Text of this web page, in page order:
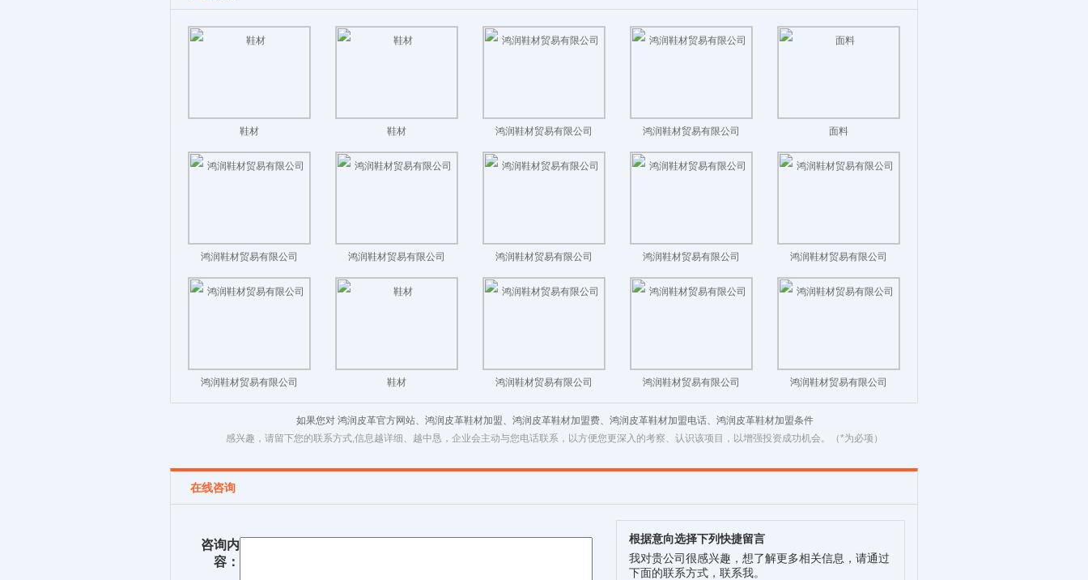
鞋材 鞋材 鸿润鞋材贸易有限公司 鸿润鞋材贸易有限公司 面料
鸿润鞋材贸易有限公司 鸿润鞋材贸易有限公司 鸿润鞋材贸易有限公司 鸿润鞋材贸易有限公司 鸿润鞋材贸易有限公司
鸿润鞋材贸易有限公司 鞋材 鸿润鞋材贸易有限公司 鸿润鞋材贸易有限公司 鸿润鞋材贸易有限公司
如果您对 鸿润皮革官方网站、鸿润皮革鞋材加盟、鸿润皮革鞋材加盟费、鸿润皮革鞋材加盟电话、鸿润皮革鞋材加盟条件
感兴趣，请留下您的联系方式,信息越详细、越中恳，企业会主动与您电话联系，以方便您更深入的考察、认识该项目，以增强投资成功机会。（*为必项）
在线咨询
咨询内
容：
根据意向选择下列快捷留言
我对贵公司很感兴趣，想了解更多相关信息，请通过
下面的联系方式，联系我。